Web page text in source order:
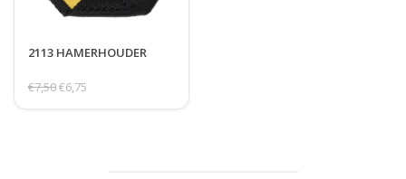
2113 HAMERHOUDER
€7,50€6,75